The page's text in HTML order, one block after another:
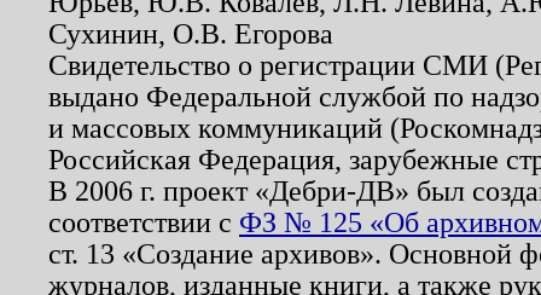
Сухинин, О.В. Егорова
Свидетельство о регистрации СМИ
выдано Федеральной службой по
и массовых коммуникаций
Российская Федерация, зарубежные
В 2006 г. проект «Дебри-ДВ» был
соответствии с ФЗ № 125 «Об
ст. 13 «Создание архивов». Основной
журналов, изданные книги, а также